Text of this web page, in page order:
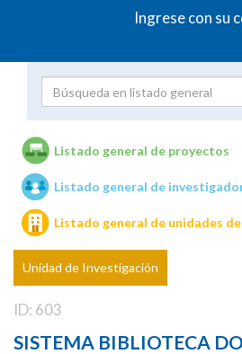
Ingrese con su
Unidades de investigación
Listado general de proyectos
Listado general de
Listado general de unidades
Unidad de Investigación
ID: 603
SISTEMA BIBLIOTECA